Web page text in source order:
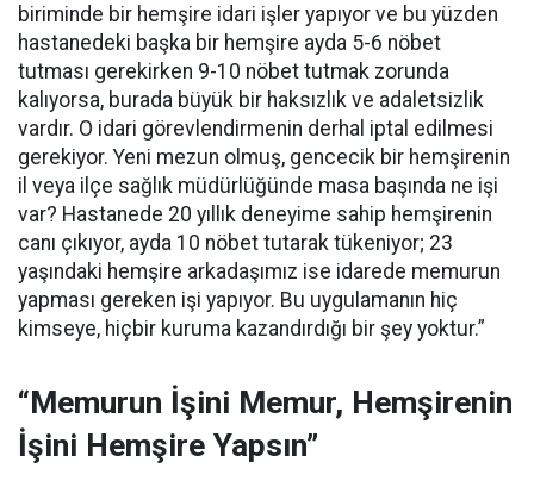
biriminde bir hemşire idari işler yapıyor ve bu yüzden
hastanedeki başka bir hemşire ayda 5-6 nöbet
tutması gerekirken 9-10 nöbet tutmak zorunda
kalıyorsa, burada büyük bir haksızlık ve adaletsizlik
vardır. O idari görevlendirmenin derhal iptal edilmesi
gerekiyor. Yeni mezun olmuş, gencecik bir hemşirenin
il veya ilçe sağlık müdürlüğünde masa başında ne işi
var? Hastanede 20 yıllık deneyime sahip hemşirenin
canı çıkıyor, ayda 10 nöbet tutarak tükeniyor; 23
yaşındaki hemşire arkadaşımız ise idarede memurun
yapması gereken işi yapıyor. Bu uygulamanın hiç
kimseye, hiçbir kuruma kazandırdığı bir şey yoktur.”
“Memurun İşini Memur, Hemşirenin
İşini Hemşire Yapsın”